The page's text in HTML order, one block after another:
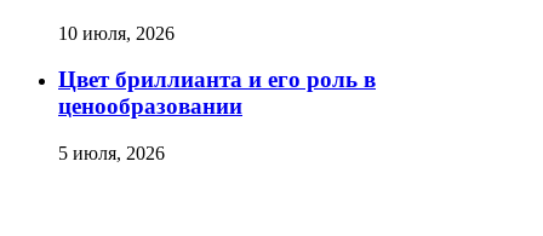
10 июля, 2026
Цвет бриллианта и его роль в
ценообразовании
5 июля, 2026